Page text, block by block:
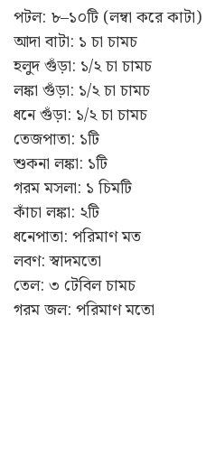
পটল: ৮–১০টি (লম্বা করে কাটা)
আদা বাটা: ১ চা চামচ
হলুদ গুঁড়া: ১/২ চা চামচ
লঙ্কা গুঁড়া: ১/২ চা চামচ
ধনে গুঁড়া: ১/২ চা চামচ
তেজপাতা: ১টি
শুকনা লঙ্কা: ১টি
গরম মসলা: ১ চিমটি
কাঁচা লঙ্কা: ২টি
ধনেপাতা: পরিমাণ মত
লবণ: স্বাদমতো
তেল: ৩ টেবিল চামচ
গরম জল: পরিমাণ মতো